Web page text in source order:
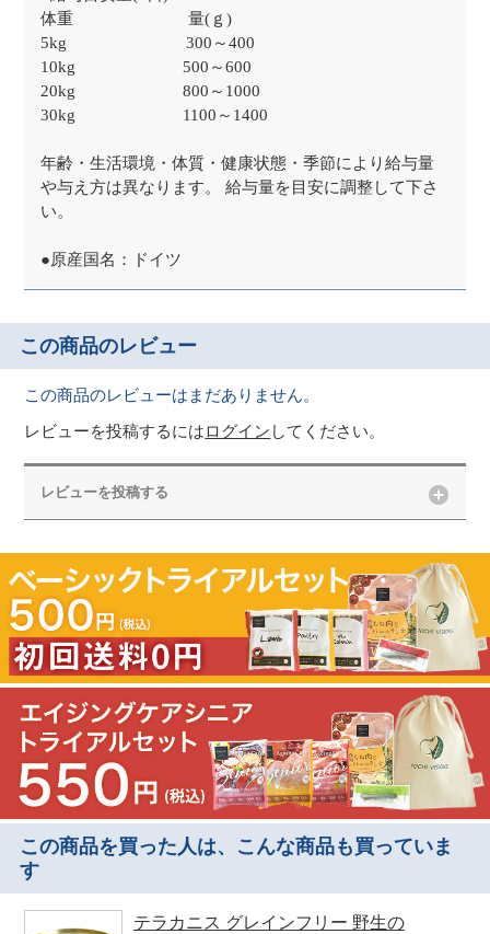
体重 量(ｇ)
5kg 300～400
10kg 500～600
20kg 800～1000
30kg 1100～1400
年齢・生活環境・体質・健康状態・季節により給与量
や与え方は異なります。 給与量を目安に調整して下さ
い。
●原産国名：ドイツ
この商品のレビュー
この商品のレビューはまだありません。
レビューを投稿するにはログイン してください。
レビューを投稿する
この商品を買った人は、こんな商品も買っていま
す
テラカニス グレインフリー 野生の